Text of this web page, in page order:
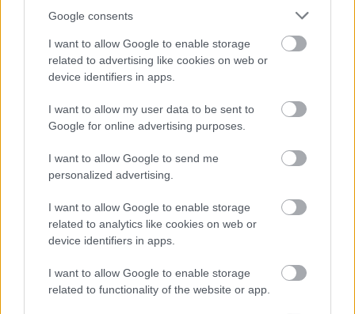
Google consents
I want to allow Google to enable storage
related to advertising like cookies on web or
device identifiers in apps.
I want to allow my user data to be sent to
Google for online advertising purposes.
I want to allow Google to send me
personalized advertising.
I want to allow Google to enable storage
related to analytics like cookies on web or
device identifiers in apps.
I want to allow Google to enable storage
related to functionality of the website or app.
citromosan